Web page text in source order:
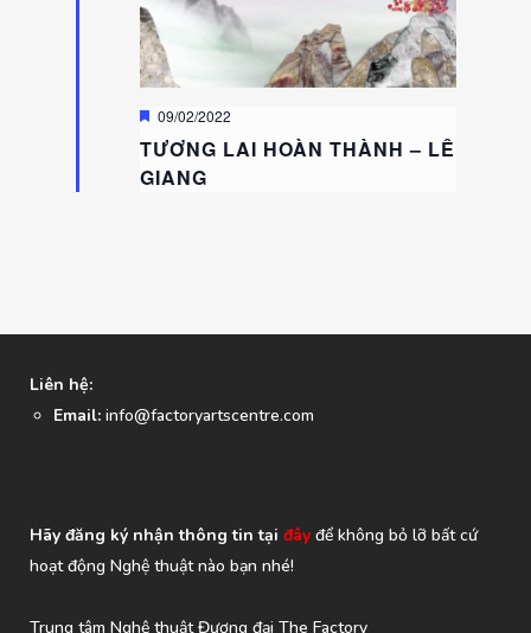
Featured
09/02/2022
TƯƠNG LAI HOÀN THÀNH – LÊ
GIANG
Liên hệ:
Email: info@factoryartscentre.com
Hãy đăng ký nhận thông tin tại đây để không bỏ lỡ bất cứ
hoạt động Nghệ thuật nào bạn nhé!
Trung tâm Nghệ thuật Đương đại The Factory